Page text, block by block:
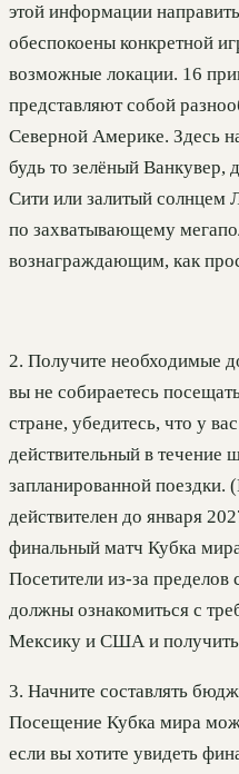
этой информации
обеспокоены конкретной
возможные локации. 16
представляют собой
Северной Америке. Здесь
будь то зелёный
Сити или залитый солнцем
по захватывающему
вознаграждающим, как
2. Получите необходимые
вы не собираетесь
стране, убедитесь, что у
действительный в течение
запланированной
действителен до января
финальный матч Кубка
Посетители из-за пределов
должны ознакомиться с
Мексику и США и
3. Начните составлять
Посещение Кубка мира
если вы хотите увидеть